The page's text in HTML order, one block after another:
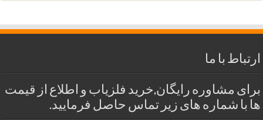
ارتباط با ما
برای مشاوره رایگان,خرید فلزیاب و اطلاع از قیمت
ها با شماره های زیر تماس حاصل فرمایید.